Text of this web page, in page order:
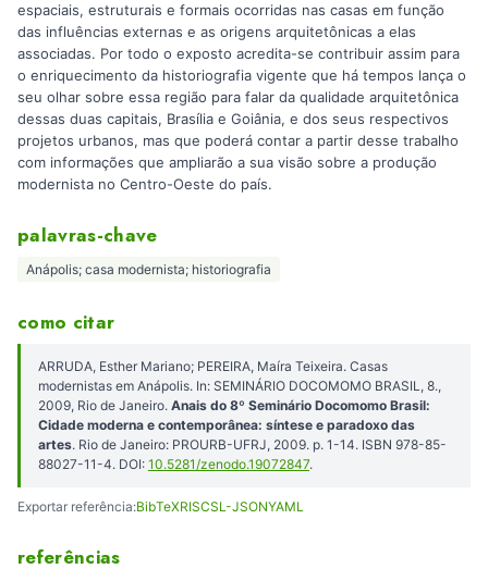
espaciais, estruturais e formais ocorridas nas casas em função
das influências externas e as origens arquitetônicas a elas
associadas. Por todo o exposto acredita-se contribuir assim para
o enriquecimento da historiografia vigente que há tempos lança o
seu olhar sobre essa região para falar da qualidade arquitetônica
dessas duas capitais, Brasília e Goiânia, e dos seus respectivos
projetos urbanos, mas que poderá contar a partir desse trabalho
com informações que ampliarão a sua visão sobre a produção
modernista no Centro-Oeste do país.
palavras-chave
Anápolis; casa modernista; historiografia
como citar
ARRUDA, Esther Mariano; PEREIRA, Maíra Teixeira. Casas
modernistas em Anápolis. In: SEMINÁRIO DOCOMOMO BRASIL, 8.,
2009, Rio de Janeiro. Anais do 8º Seminário Docomomo Brasil:
Cidade moderna e contemporânea: síntese e paradoxo das
artes. Rio de Janeiro: PROURB-UFRJ, 2009. p. 1-14. ISBN 978-85-
88027-11-4. DOI: 10.5281/zenodo.19072847.
Exportar referência:BibTeXRISCSL-JSONYAML
referências